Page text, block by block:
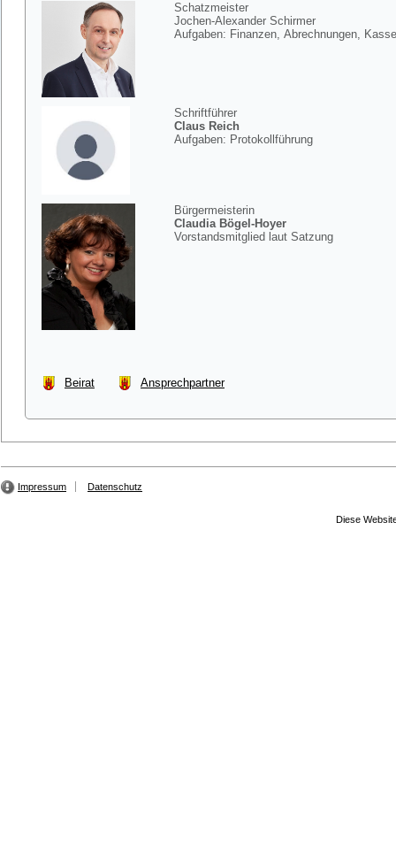
Schatzmeister
Jochen-Alexander Schirmer
Aufgaben: Finanzen, Abrechnungen,
Schriftführer
Claus Reich
Aufgaben: Protokollführung
Bürgermeisterin
Claudia Bögel-Hoyer
Vorstandsmitglied laut Satzung
Beirat Ansprechpartner
Impressum Datenschutz
Diese